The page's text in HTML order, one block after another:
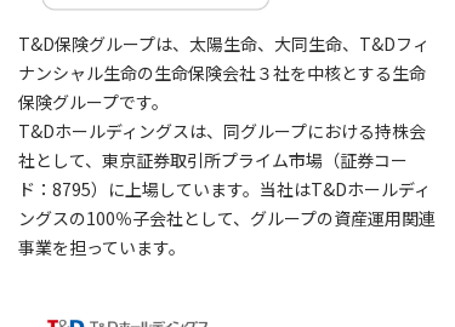
T&D保険グループは、太陽生命、大同生命、T&Dフィ
ナンシャル生命の生命保険会社３社を中核とする生命
保険グループです。
T&Dホールディングスは、同グループにおける持株会
社として、東京証券取引所プライム市場（証券コー
ド：8795）に上場しています。当社はT&Dホールディ
ングスの100％子会社として、グループの資産運用関連
事業を担っています。